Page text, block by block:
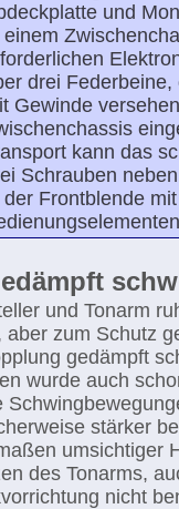
und
einem
drei
Gewinde
kann das
Schrauben
der Frontblende
und Tonarm
aber zum Schutz
gedämpft
wurde auch
stärker
umsichtiger
des Tonarms,
nicht